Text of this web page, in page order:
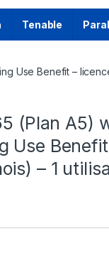
Tenable
Use Benefit –
(Plan A5)
Use
– 1